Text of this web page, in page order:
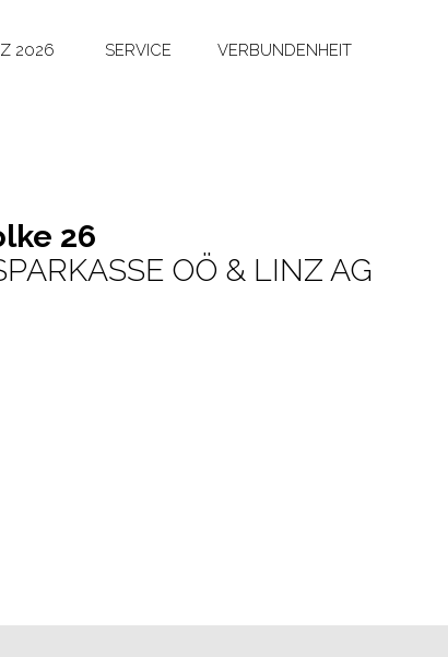
2026 SERVICE VERBUNDENHEIT
26
OÖ & LINZ AG